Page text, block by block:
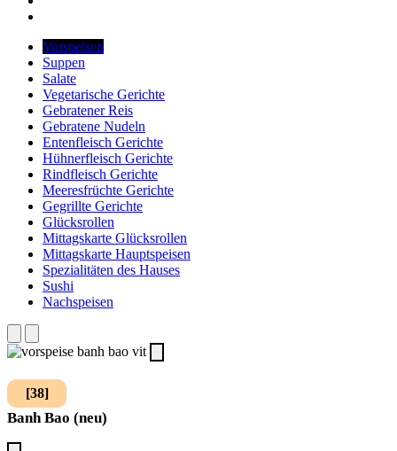
Vorspeisen
Suppen
Salate
Vegetarische Gerichte
Gebratener Reis
Gebratene Nudeln
Entenfleisch Gerichte
Hühnerfleisch Gerichte
Rindfleisch Gerichte
Meeresfrüchte Gerichte
Gegrillte Gerichte
Glücksrollen
Mittagskarte Glücksrollen
Mittagskarte Hauptspeisen
Spezialitäten des Hauses
Sushi
Nachspeisen
[38]
Banh Bao (neu)